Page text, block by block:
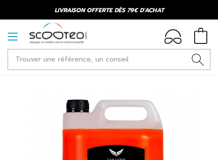
LIVRAISON OFFERTE DÈS 79€ D'ACHAT